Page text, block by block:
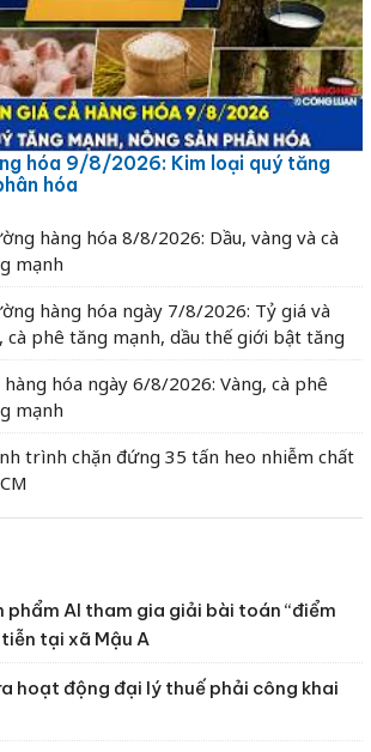
hóa 9/8/2026: Kim loại quý tăng
hóa
hàng hóa 8/8/2026: Dầu, vàng và cà
mạnh
hàng hóa ngày 7/8/2026: Tỷ giá và
cà phê tăng mạnh, dầu thế giới bật tăng
hóa ngày 6/8/2026: Vàng, cà phê
mạnh
trình chặn đứng 35 tấn heo nhiễm chất
phẩm AI tham gia giải bài toán “điểm
tại xã Mậu A
hoạt động đại lý thuế phải công khai